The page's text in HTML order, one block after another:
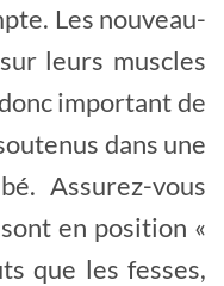
Les nouveau-
leurs muscles
important de
dans une
Assurez-vous
en position «
que les fesses,